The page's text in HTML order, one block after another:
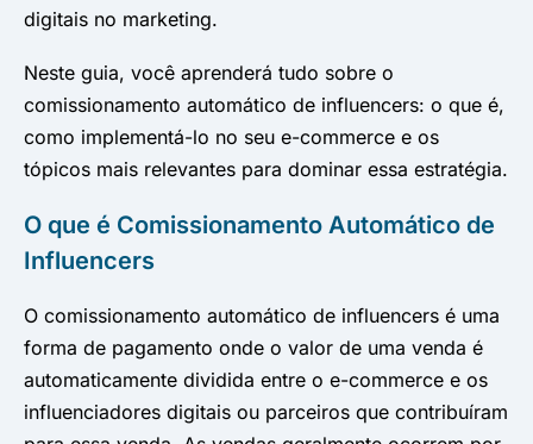
digitais no marketing.
Neste guia, você aprenderá tudo sobre o
comissionamento automático de influencers: o que é,
como implementá-lo no seu e-commerce e os
tópicos mais relevantes para dominar essa estratégia.
O que é Comissionamento Automático de
Influencers
O comissionamento automático de influencers é uma
forma de pagamento onde o valor de uma venda é
automaticamente dividida entre o e-commerce e os
influenciadores digitais ou parceiros que contribuíram